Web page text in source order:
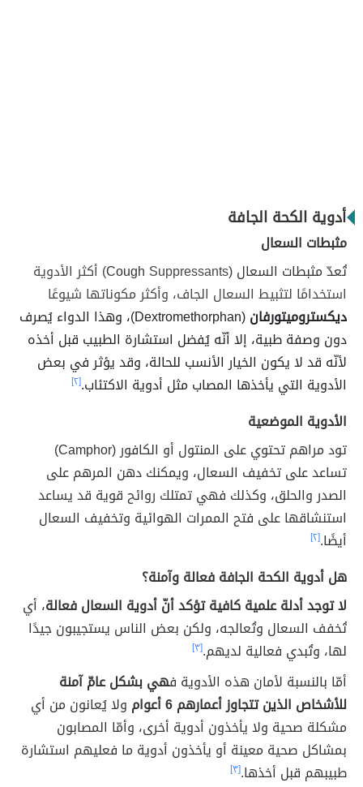
أدوية الكحة الجافة
مثبطات السعال
تُعدّ مثبطات السعال (Cough
Suppressants) أكثر الأدوية
استخدامًا لتثبيط السعال الجاف، وأكثر مكوناتها شيوعًا
ديكستروميتورفان
(Dextromethorphan)، وهذا الدواء يُصرف
دون وصفة طبية، إلا أنّه يُفضل استشارة الطبيب قبل أخذه
لأنّه قد لا يكون الخيار الأنسب للحالة، وقد يؤثر في بعض
الأدوية التي يأخذها المصاب مثل أدوية الاكتئاب.[٢]
الأدوية الموضعية
تود مراهم تحتوي على المنتول أو الكافور (Camphor)
تساعد على تخفيف السعال، ويمكنك دهن المرهم على
الصدر والحلق، وكذلك فهي تمتلك روائح قوية قد يساعد
استنشاقها على فتح الممرات الهوائية وتخفيف السعال
أيضًا.[٢]
هل أدوية الكحة الجافة فعالة وآمنة؟
لا توجد أدلة علمية كافية تؤكد أنّ أدوية السعال فعالة، أي
تُخفف السعال وتُعالجه، ولكن بعض الناس يستجيبون جيدًا
لها، وتُبدي فعالية لديهم.[٣]
أمّا بالنسبة لأمان هذه الأدوية فهي بشكل عامّ آمنة
للأشخاص الذين تتجاوز أعمارهم 6 أعوام
ولا يُعانون من أي
مشكلة صحية ولا يأخذون أدوية أخرى، وأمّا المصابون
بمشاكل صحية معينة أو يأخذون أدوية ما فعليهم استشارة
طبيبهم قبل أخذها.[٣]